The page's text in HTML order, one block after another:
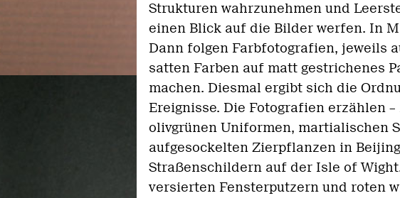
Strukturen wahrzunehmen und
einen Blick auf die Bilder werfen. In
Dann folgen Farbfotografien, jeweils
satten Farben auf matt gestrichenes
machen. Diesmal ergibt sich die
Ereignisse. Die Fotografien erzählen
olivgrünen Uniformen, martialischen
aufgesockelten Zierpflanzen in
Straßenschildern auf der Isle of
versierten Fensterputzern und roten